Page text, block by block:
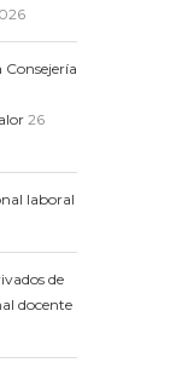
Consejería
26
laboral
de
docente